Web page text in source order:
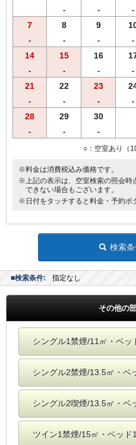
10：20・13：20・15：20・17：
ひだまりの湯出発
13：00・15：00・17：30・19：
・ひだまりの湯ホームページは下
https://
【客室のご案内】
・全室Ｗi－Ｆi無料接続＆加湿空気
- - -
7
-
8
-
9
- -
14
-
15
-
16
- -
21
-
22
-
23
- -
28
-
29
-
30
-
○：空室あり
※料金は消費税込み価格です。
※上記の表示は、空室検索の照会時
できない場合もございます。
※日付をタッチすると料金・予約ボ
検索
■検索条件: 指定なし
その他の
シングル1禁煙/11㎡・ベッ
シングル2禁煙/13.5㎡・ベ
シングル2喫煙/13.5㎡・ベ
ツイン1禁煙/15㎡・ベッド